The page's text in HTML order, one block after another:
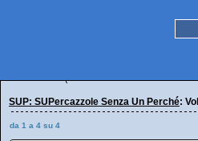
SUP: SUPercazzole Senza Un Perché:
da 1 a 4 su 4